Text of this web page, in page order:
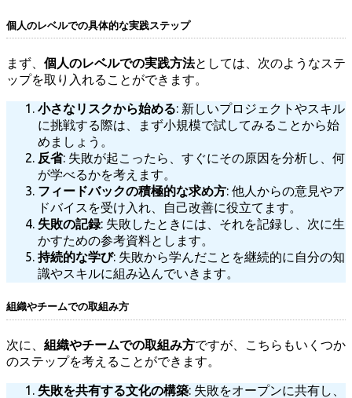
個人のレベルでの具体的な実践ステップ
まず、 個人のレベルでの実践方法としては、次のようなステ
ップを取り入れることができます。
小さなリスクから始める: 新しいプロジェクトやスキル
に挑戦する際は、まず小規模で試してみることから始
めましょう。
反省: 失敗が起こったら、すぐにその原因を分析し、何
が学べるかを考えます。
フィードバックの積極的な求め方: 他人からの意見やア
ドバイスを受け入れ、自己改善に役立てます。
失敗の記録: 失敗したときには、それを記録し、次に生
かすための参考資料とします。
持続的な学び: 失敗から学んだことを継続的に自分の知
識やスキルに組み込んでいきます。
組織やチームでの取組み方
次に、 組織やチームでの取組み方ですが、こちらもいくつか
のステップを考えることができます。
失敗を共有する文化の構築: 失敗をオープンに共有し、